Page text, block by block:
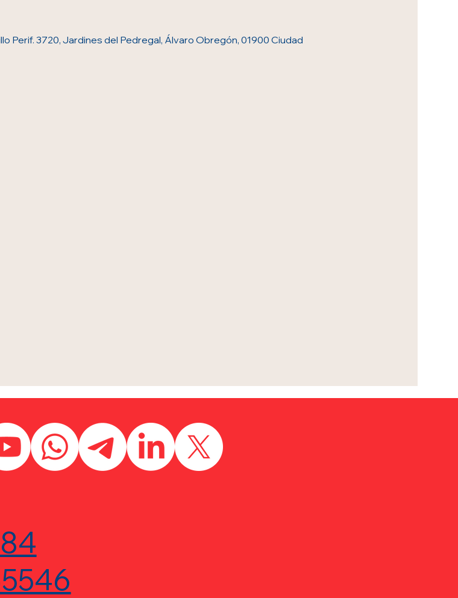
Perif. 3720, Jardines del Pedregal, Álvaro Obregón, 01900 Ciudad